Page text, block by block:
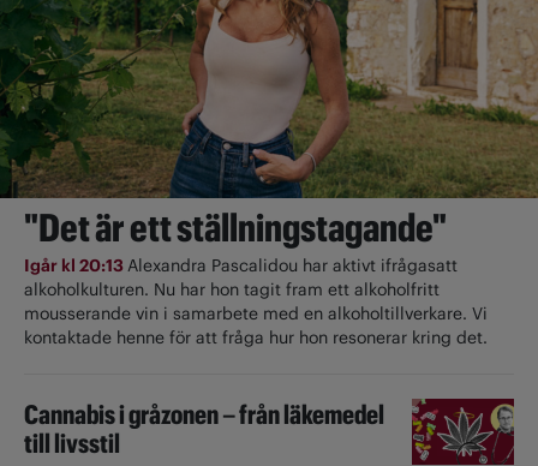
"Det är ett ställningstagande"
Igår kl 20:13Alexandra Pascalidou har aktivt ifrågasatt
alkoholkulturen. Nu har hon tagit fram ett alkoholfritt
mousserande vin i samarbete med en alkoholtillverkare. Vi
kontaktade henne för att fråga hur hon resonerar kring det.
Cannabis i gråzonen – från läkemedel
till livsstil